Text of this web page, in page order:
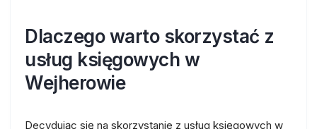
Dlaczego warto skorzystać z
usług księgowych w
Wejherowie
Decydując się na skorzystanie z usług księgowych w